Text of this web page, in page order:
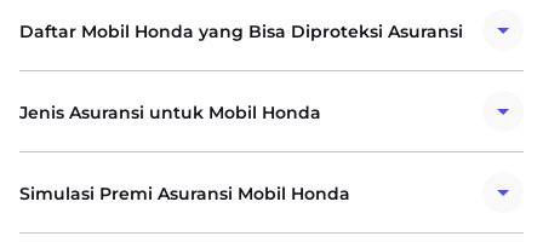
Daftar Mobil Honda yang Bisa Diproteksi Asuransi
Jenis Asuransi untuk Mobil Honda
Simulasi Premi Asuransi Mobil Honda